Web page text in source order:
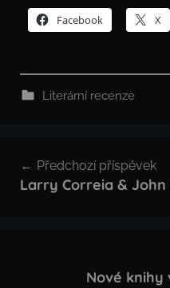
Facebook X
Literární recenze
pro
Předchozí příspěvek
Larry Correia & John
Nové knihy